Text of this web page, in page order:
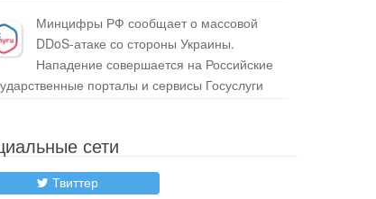
Минцифры РФ сообщает о массовой
DDoS-атаке со стороны Украины.
Нападение совершается на Российские
порталы и сервисы Госуслуги
сети
Твиттер